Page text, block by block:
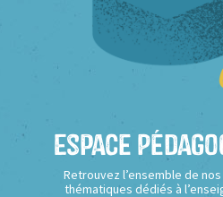
Espace
Retrouvez l’ensemble de
thématiques dédiés à